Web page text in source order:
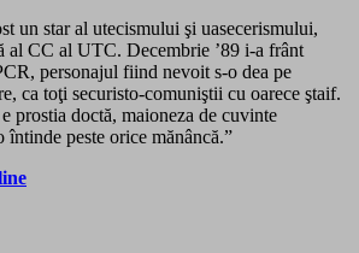
un star al utecismului şi uasecerismului,
al CC al UTC. Decembrie ’89 i-a frânt
personajul fiind nevoit s-o dea pe
ca toţi securisto-comuniştii cu oarece ştaif.
prostia doctă, maioneza de cuvinte
întinde peste orice mănâncă.”